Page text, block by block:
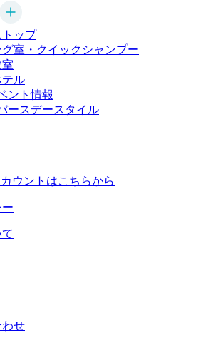
ップ
グ室・クイックシャンプー
室
ル
ント情報
ースデースタイル
ウントはこちらから
せ